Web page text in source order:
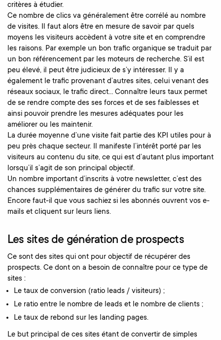
critères à étudier.
Ce nombre de clics va généralement être corrélé au nombre
de visites. Il faut alors être en mesure de savoir par quels
moyens les visiteurs accèdent à votre site et en comprendre
les raisons. Par exemple un bon trafic organique se traduit par
un bon référencement par les moteurs de recherche. S’il est
peu élevé, il peut être judicieux de s’y intéresser. Il y a
également le trafic provenant d’autres sites, celui venant des
réseaux sociaux, le trafic direct… Connaître leurs taux permet
de se rendre compte des ses forces et de ses faiblesses et
ainsi pouvoir prendre les mesures adéquates pour les
améliorer ou les maintenir.
La durée moyenne d’une visite fait partie des KPI utiles pour à
peu près chaque secteur. Il manifeste l’intérêt porté par les
visiteurs au contenu du site, ce qui est d’autant plus important
lorsqu’il s’agit de son principal objectif.
Un nombre important d’inscrits à votre newsletter, c’est des
chances supplémentaires de générer du trafic sur votre site.
Encore faut-il que vous sachiez si les abonnés ouvrent vos e-
mails et cliquent sur leurs liens.
Les sites de génération de prospects
Ce sont des sites qui ont pour objectif de récupérer des
prospects. Ce dont on a besoin de connaître pour ce type de
sites :
Le taux de conversion (ratio leads / visiteurs) ;
Le ratio entre le nombre de leads et le nombre de clients ;
Le taux de rebond sur les landing pages.
Le but principal de ces sites étant de convertir de simples